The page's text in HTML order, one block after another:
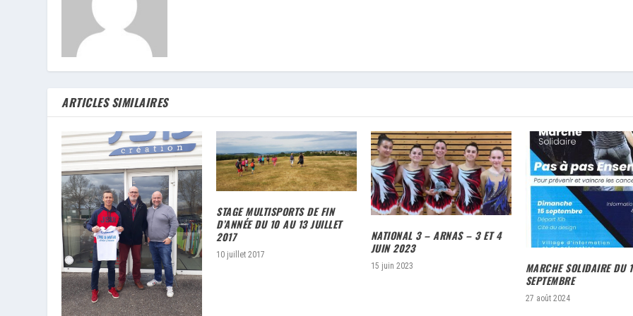
ARTICLES SIMILAIRES
STAGE MULTISPORTS DE FIN
D’ANNÉE DU 10 AU 13 JUILLET
2017
10 juillet 2017
NATIONAL 3 – ARNAS – 3 ET 4
JUIN 2023
15 juin 2023
MARCHE SOLIDAIRE DU
SEPTEMBRE
27 août 2024